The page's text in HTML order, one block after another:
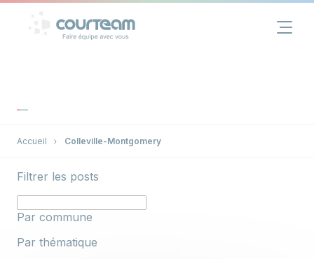
Assurance
Groupe
Actualités
Contact
Accueil Colleville-Montgomery
Filtrer les posts
Par commune
Par thématique
Panneau de gestion des cookies